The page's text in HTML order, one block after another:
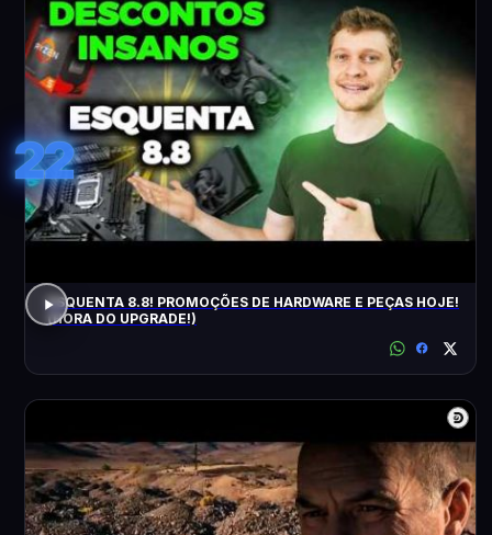
22
ESQUENTA 8.8! PROMOÇÕES DE HARDWARE E PEÇAS HOJE!
(HORA DO UPGRADE!)